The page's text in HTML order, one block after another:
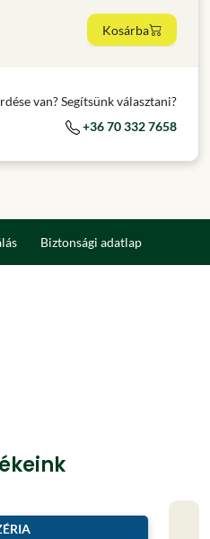
Kosárba
van? Segítsünk választani?
+36 70 332 7658
Biztonsági adatlap